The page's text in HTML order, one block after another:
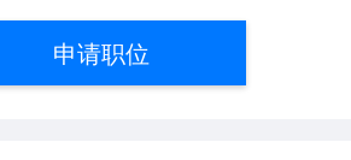
申请职位